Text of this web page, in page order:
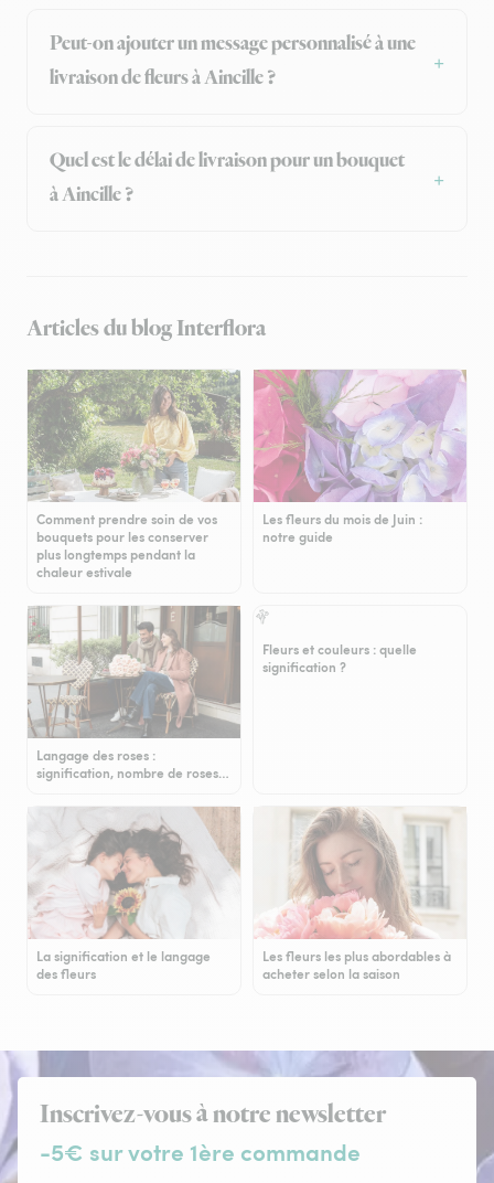
Peut-on ajouter un message personnalisé à une
livraison de fleurs à Aincille ?
Quel est le délai de livraison pour un bouquet
à Aincille ?
Articles du blog Interflora
Comment prendre soin de vos
bouquets pour les conserver
plus longtemps pendant la
chaleur estivale
Les fleurs du mois de Juin :
notre guide
Langage des roses :
signification, nombre de roses…
Fleurs et couleurs : quelle
signification ?
La signification et le langage
des fleurs
Les fleurs les plus abordables à
acheter selon la saison
Inscrivez-vous à notre newsletter
-5€ sur votre 1ère commande